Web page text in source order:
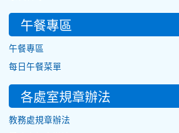
午餐專區
午餐專區
每日午餐菜單
各處室規章辦法
教務處規章辦法